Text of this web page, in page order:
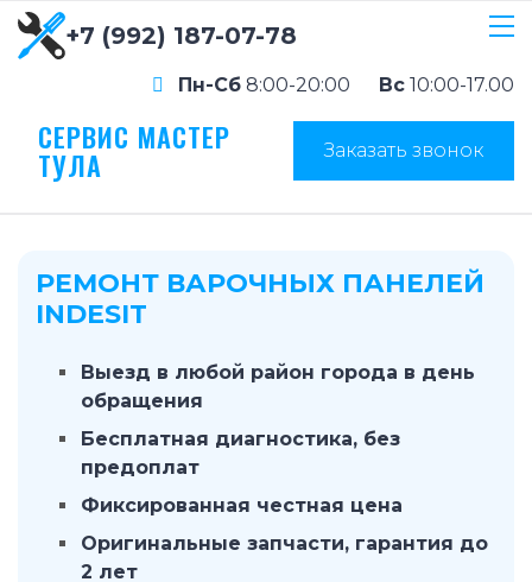
+7 (992) 187-07-78
Пн-Сб 8:00-20:00 Вс 10:00-17.00
СЕРВИС МАСТЕР
ТУЛА Заказать звонок
РЕМОНТ ВАРОЧНЫХ ПАНЕЛЕЙ
INDESIT
Выезд в любой район города в день
обращения
Бесплатная диагностика, без
предоплат
Фиксированная честная цена
Оригинальные запчасти, гарантия до
2 лет